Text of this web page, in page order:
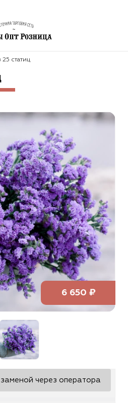
25 статиц
6 650 ₽
через оператора